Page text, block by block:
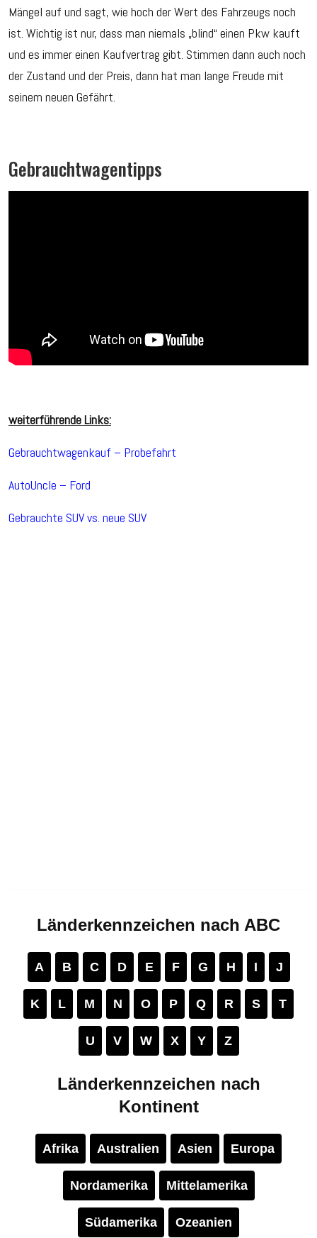
Mängel auf und sagt, wie hoch der Wert des Fahrzeugs noch
ist. Wichtig ist nur, dass man niemals „blind“ einen Pkw kauft
und es immer einen Kaufvertrag gibt. Stimmen dann auch noch
der Zustand und der Preis, dann hat man lange Freude mit
seinem neuen Gefährt.
Gebrauchtwagentipps
weiterführende Links:
Gebrauchtwagenkauf – Probefahrt
AutoUncle – Ford
Gebrauchte SUV vs. neue SUV
Länderkennzeichen nach ABC
A B C D E F G H I J
K L M N O P Q R S T
U V W X Y Z
Länderkennzeichen nach
Kontinent
Afrika Australien Asien Europa
Nordamerika Mittelamerika
Südamerika Ozeanien